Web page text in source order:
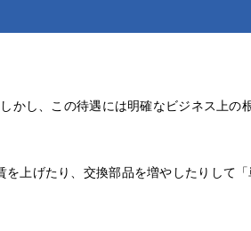
かし、この待遇には明確なビジネス上の
上げたり、交換部品を増やしたりして「